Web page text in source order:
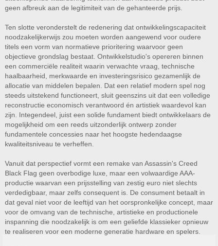
geen afbreuk aan de legitimiteit van de gehanteerde prijs.
Ten slotte veronderstelt de redenering dat ontwikkelingscapaciteit
noodzakelijkerwijs zou moeten worden aangewend voor oudere
titels een vorm van normatieve prioritering waarvoor geen
objectieve grondslag bestaat. Ontwikkelstudio's opereren binnen
een commerciële realiteit waarin verwachte vraag, technische
haalbaarheid, merkwaarde en investeringsrisico gezamenlijk de
allocatie van middelen bepalen. Dat een relatief modern spel nog
steeds uitstekend functioneert, sluit geenszins uit dat een volledige
reconstructie economisch verantwoord én artistiek waardevol kan
zijn. Integendeel, juist een solide fundament biedt ontwikkelaars de
mogelijkheid om een reeds uitzonderlijk ontwerp zonder
fundamentele concessies naar het hoogste hedendaagse
kwaliteitsniveau te verheffen.
Vanuit dat perspectief vormt een remake van Assassin's Creed
Black Flag geen overbodige luxe, maar een volwaardige AAA-
productie waarvan een prijsstelling van zestig euro niet slechts
verdedigbaar, maar zelfs consequent is. De consument betaalt in
dat geval niet voor de leeftijd van het oorspronkelijke concept, maar
voor de omvang van de technische, artistieke en productionele
inspanning die noodzakelijk is om een geliefde klassieker opnieuw
te realiseren voor een moderne generatie hardware en spelers.